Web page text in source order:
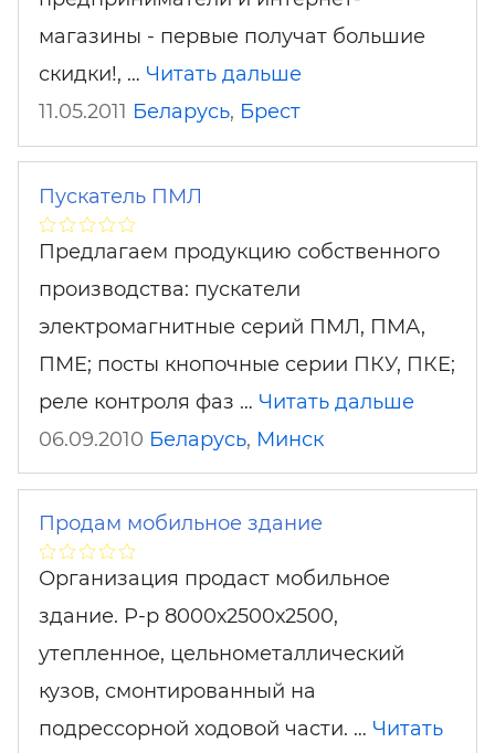
магазины - первые получат большие
скидки!, … Читать дальше
11.05.2011 Беларусь, Брест
Пускатель ПМЛ
Предлагаем продукцию собственного
производства: пускатели
электромагнитные серий ПМЛ, ПМА,
ПМЕ; посты кнопочные серии ПКУ, ПКЕ;
реле контроля фаз … Читать дальше
06.09.2010 Беларусь, Минск
Продам мобильное здание
Организация продаст мобильное
здание. Р-р 8000х2500х2500,
утепленное, цельнометаллический
кузов, смонтированный на
подрессорной ходовой части. … Читать